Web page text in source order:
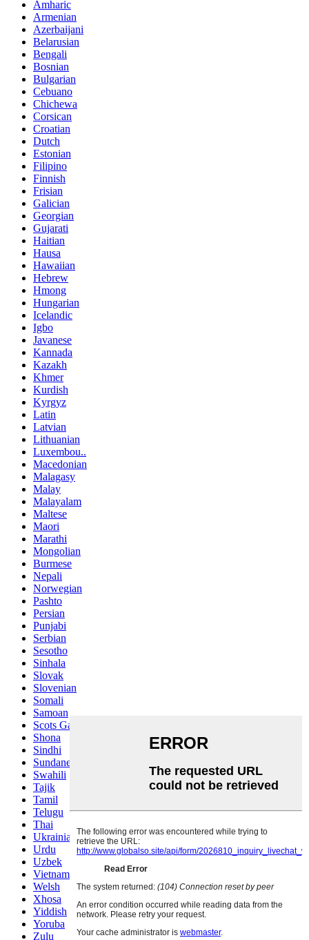
Amharic
Armenian
Azerbaijani
Belarusian
Bengali
Bosnian
Bulgarian
Cebuano
Chichewa
Corsican
Croatian
Dutch
Estonian
Filipino
Finnish
Frisian
Galician
Georgian
Gujarati
Haitian
Hausa
Hawaiian
Hebrew
Hmong
Hungarian
Icelandic
Igbo
Javanese
Kannada
Kazakh
Khmer
Kurdish
Kyrgyz
Latin
Latvian
Lithuanian
Luxembou..
Macedonian
Malagasy
Malay
Malayalam
Maltese
Maori
Marathi
Mongolian
Burmese
Nepali
Norwegian
Pashto
Persian
Punjabi
Serbian
Sesotho
Sinhala
Slovak
Slovenian
Somali
Samoan
Scots Gaelic
Shona
Sindhi
Sundanese
Swahili
Tajik
Tamil
Telugu
Thai
Ukrainian
Urdu
Uzbek
Vietnamese
Welsh
Xhosa
Yiddish
Yoruba
Zulu